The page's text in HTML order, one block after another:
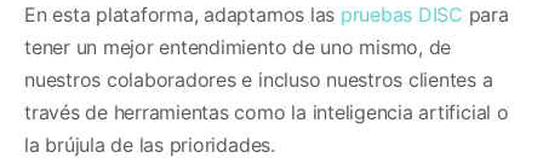
En esta plataforma, adaptamos las pruebas DISC para
tener un mejor entendimiento de uno mismo, de
nuestros colaboradores e incluso nuestros clientes a
través de herramientas como la inteligencia artificial o
la brújula de las prioridades.